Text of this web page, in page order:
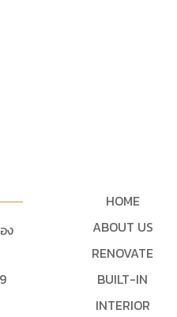
ง
HOME
ABOUT US
RENOVATE
BUILT-IN
INTERIOR